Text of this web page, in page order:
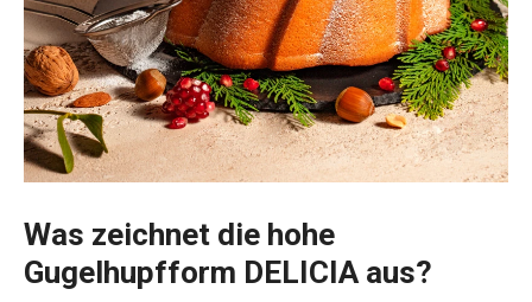
Was zeichnet die hohe
Gugelhupfform DELICIA aus?